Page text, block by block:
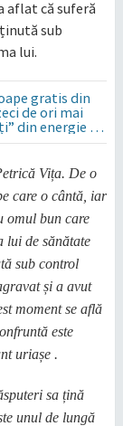
aflat că suferă
sub
lui.
gratis din
de ori mai
din energie de
Vița. De o
care o cântă, iar
omul bun care
lui de sănătate
sub control
și a avut
moment se află
este
uriașe .
sa țină
unul de lungă